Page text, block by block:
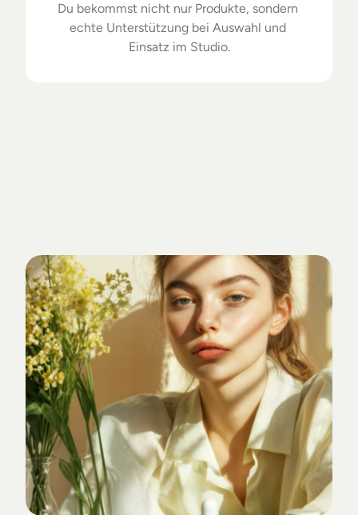
Du bekommst nicht nur Produkte, sondern
echte Unterstützung bei Auswahl und
Einsatz im Studio.
Studio-Alltag.